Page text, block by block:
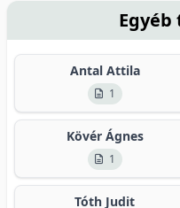
Egyéb
Antal Attila
1
Kövér Ágnes
1
Tóth Judit